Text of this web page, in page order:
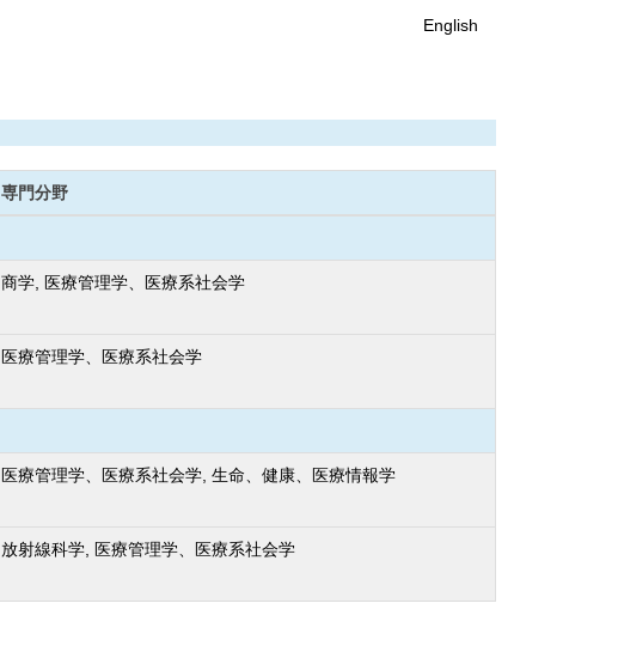
English
専門分野
商学, 医療管理学、医療系社会学
医療管理学、医療系社会学
医療管理学、医療系社会学, 生命、健康、医療情報学
放射線科学, 医療管理学、医療系社会学